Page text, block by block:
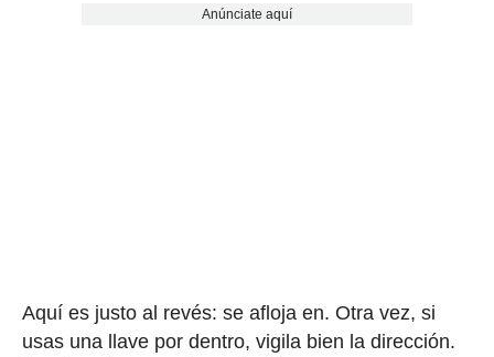
Anúnciate aquí
Aquí es justo al revés: se afloja en. Otra vez, si
usas una llave por dentro, vigila bien la dirección.